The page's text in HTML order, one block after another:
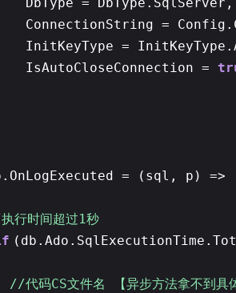
ConnectionString =
InitKeyType =
IsAutoCloseConnection =
= (sql, p) =>
行时间超过1秒
//代码CS文件名 【异步方法拿不到具